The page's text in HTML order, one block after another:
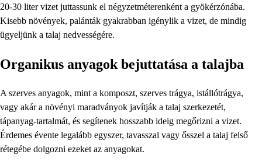
20-30 liter vizet juttassunk el négyzetméterenként a gyökérzónába.
Kisebb növények, palánták gyakrabban igénylik a vizet, de mindig
ügyeljünk a talaj nedvességére.
Organikus anyagok bejuttatása a talajba
A szerves anyagok, mint a komposzt, szerves trágya, istállótrágya,
vagy akár a növényi maradványok javítják a talaj szerkezetét,
tápanyag-tartalmát, és segítenek hosszabb ideig megőrizni a vizet.
Érdemes évente legalább egyszer, tavasszal vagy ősszel a talaj felső
rétegébe dolgozni ezeket az anyagokat.